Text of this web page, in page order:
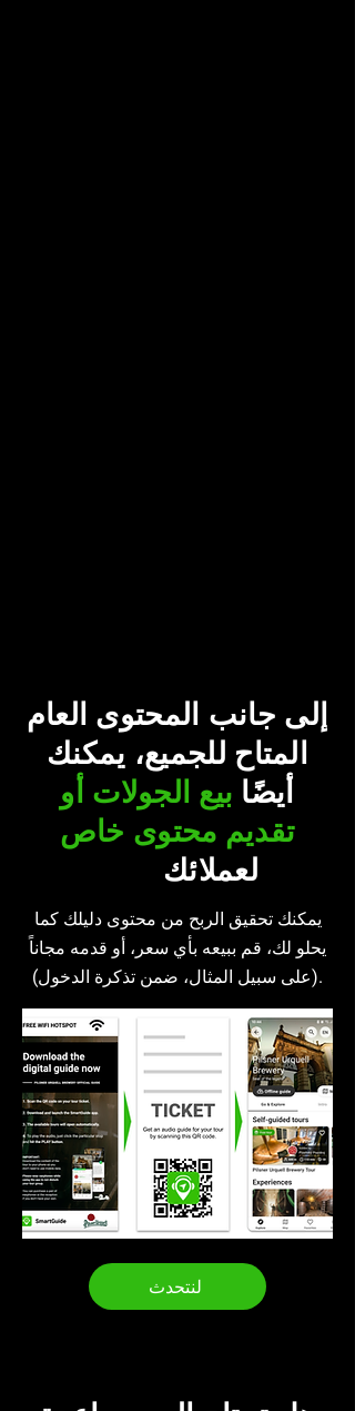
إلى جانب المحتوى العام
المتاح للجميع، يمكنك
أيضًا بيع الجولات أو
تقديم محتوى خاص
لعملائك
يمكنك تحقيق الربح من محتوى دليلك كما
يحلو لك، قم ببيعه بأي سعر، أو قدمه مجاناً
(على سبيل المثال، ضمن تذكرة الدخول).
لنتحدث